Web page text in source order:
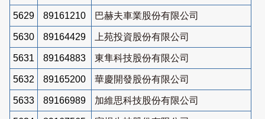
5629 89161210 巴赫夫車業股份有限公司
5630 89164429 上苑投資股份有限公司
5631 89164883 東隼科技股份有限公司
5632 89165200 華慶開發股份有限公司
5633 89166989 加維思科技股份有限公司